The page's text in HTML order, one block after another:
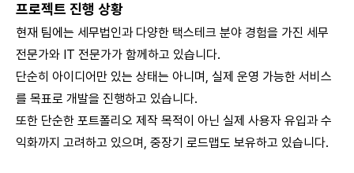
프로젝트 진행 상황
현재 팀에는 세무법인과 다양한 택스테크 분야 경험을 가진 세무
전문가와 IT 전문가가 함께하고 있습니다.
단순히 아이디어만 있는 상태는 아니며, 실제 운영 가능한 서비스
를 목표로 개발을 진행하고 있습니다.
또한 단순한 포트폴리오 제작 목적이 아닌 실제 사용자 유입과 수
익화까지 고려하고 있으며, 중장기 로드맵도 보유하고 있습니다.